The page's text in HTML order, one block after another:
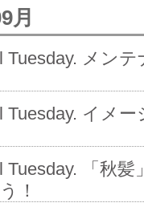
月
Tuesday. メン
Tuesday. イメ
Tuesday. 「秋
！